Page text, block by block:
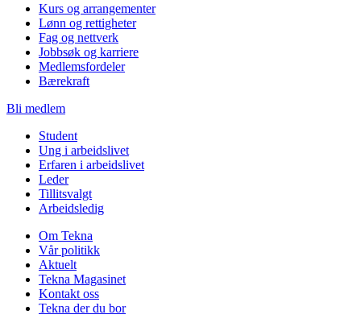
Kurs og arrangementer
Lønn og rettigheter
Fag og nettverk
Jobbsøk og karriere
Medlemsfordeler
Bærekraft
Bli medlem
Student
Ung i arbeidslivet
Erfaren i arbeidslivet
Leder
Tillitsvalgt
Arbeidsledig
Om Tekna
Vår politikk
Aktuelt
Tekna Magasinet
Kontakt oss
Tekna der du bor